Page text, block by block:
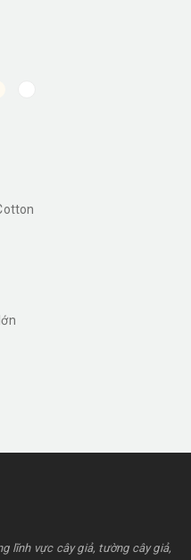
lĩnh vực cây giả, tường cây giả,